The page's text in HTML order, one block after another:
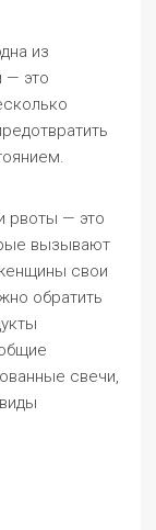
из
— это
рвоты — это
вызывают
свои
обратить
свечи,